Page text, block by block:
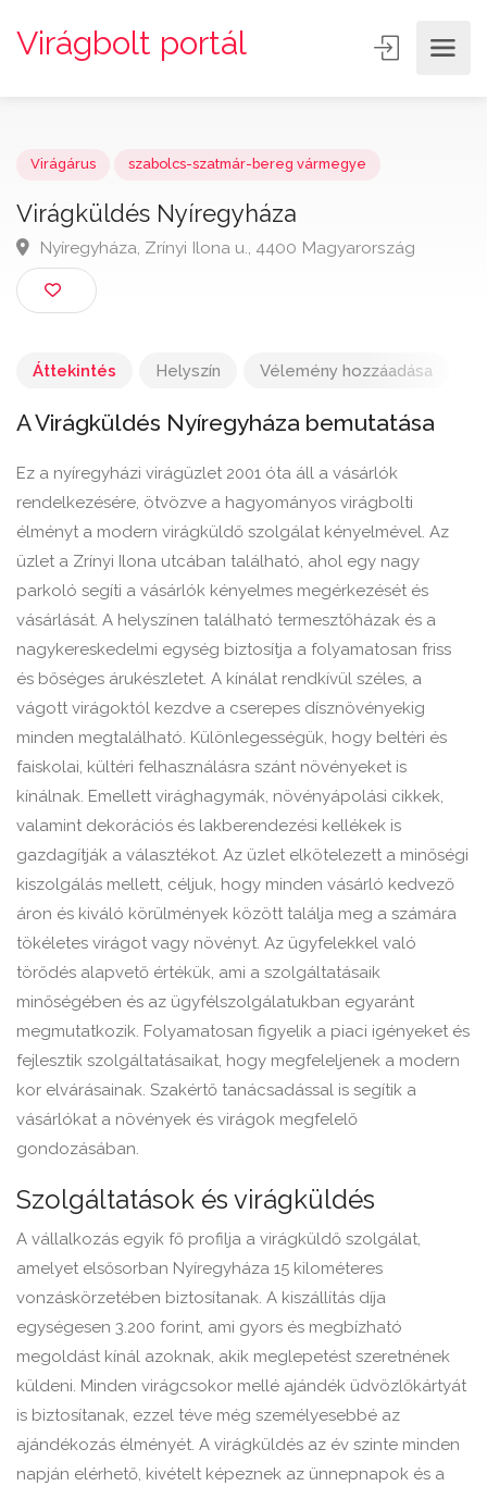
Virágbolt portál
Virágküldés Nyíregyháza
Nyíregyháza, Zrínyi Ilona u., 4400 Magyarország
Áttekintés Helyszín Vélemény hozzáadása
A Virágküldés Nyíregyháza bemutatása
Ez a nyíregyházi virágüzlet 2001 óta áll a vásárlók
rendelkezésére, ötvözve a hagyományos virágbolti
élményt a modern virágküldő szolgálat kényelmével. Az
üzlet a Zrínyi Ilona utcában található, ahol egy nagy
parkoló segíti a vásárlók kényelmes megérkezését és
vásárlását. A helyszínen található termesztőházak és a
nagykereskedelmi egység biztosítja a folyamatosan friss
és bőséges árukészletet. A kínálat rendkívül széles, a
vágott virágoktól kezdve a cserepes dísznövényekig
minden megtalálható. Különlegességük, hogy beltéri és
faiskolai, kültéri felhasználásra szánt növényeket is
kínálnak. Emellett virághagymák, növényápolási cikkek,
valamint dekorációs és lakberendezési kellékek is
gazdagítják a választékot. Az üzlet elkötelezett a minőségi
kiszolgálás mellett, céljuk, hogy minden vásárló kedvező
áron és kiváló körülmények között találja meg a számára
tökéletes virágot vagy növényt. Az ügyfelekkel való
törődés alapvető értékük, ami a szolgáltatásaik
minőségében és az ügyfélszolgálatukban egyaránt
megmutatkozik. Folyamatosan figyelik a piaci igényeket és
fejlesztik szolgáltatásaikat, hogy megfeleljenek a modern
kor elvárásainak. Szakértő tanácsadással is segítik a
vásárlókat a növények és virágok megfelelő
gondozásában.
Szolgáltatások és virágküldés
A vállalkozás egyik fő profilja a virágküldő szolgálat,
amelyet elsősorban Nyíregyháza 15 kilométeres
vonzáskörzetében biztosítanak. A kiszállítás díja
egységesen 3.200 forint, ami gyors és megbízható
megoldást kínál azoknak, akik meglepetést szeretnének
küldeni. Minden virágcsokor mellé ajándék üdvözlőkártyát
is biztosítanak, ezzel téve még személyesebbé az
ajándékozás élményét. A virágküldés az év szinte minden
napján elérhető, kivételt képeznek az ünnepnapok és a